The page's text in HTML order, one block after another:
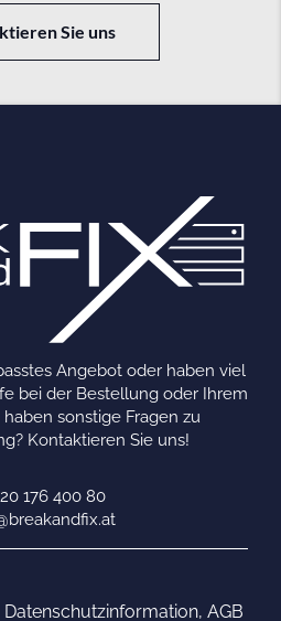
Sie uns
Angebot oder haben viel
bei der Bestellung oder Ihrem
sonstige Fragen zu
Kontaktieren Sie uns!
176 400 80
Datenschutzinformation, AGB